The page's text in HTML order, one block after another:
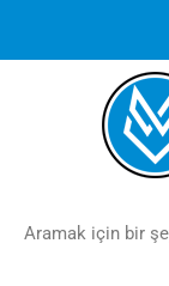
1000 TL ve